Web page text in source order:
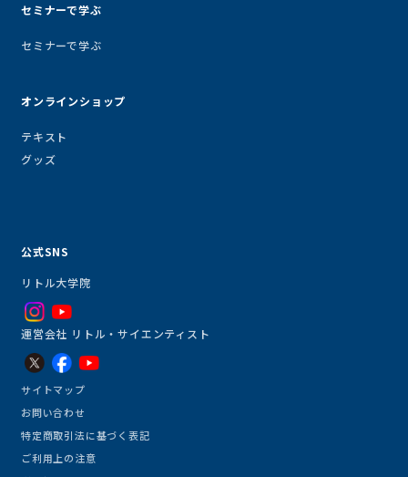
セミナーで学ぶ
セミナーで学ぶ
オンラインショップ
テキスト
グッズ
公式SNS
リトル大学院
運営会社 リトル・サイエンティスト
サイトマップ
お問い合わせ
特定商取引法に基づく表記
ご利用上の注意